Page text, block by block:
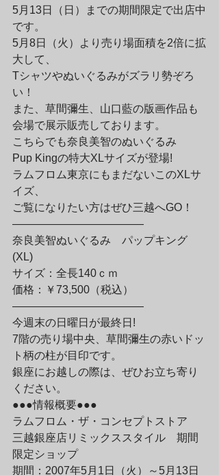
5月13日（日）までの期間限定で出店中
です。
5月8日（火）より売り場面積を2倍に拡
大して、
Tシャツやぬいぐるみがズラリ勢ぞろ
い！
また、草間彌生、山口藍の版画作品も
会場で展示販売しております。
こちらでも奈良美智のぬいぐるみ
Pup Kingの特大XLサイズが登場!
ラムフロム東京にもまだないこのXLサ
イズ、
ご覧になりたい方はぜひ三越へGO！
————————————
奈良美智ぬいぐるみ　パップキング
(XL)
サイズ：全長140ｃｍ
価格：￥73,500（税込）
————————————
今週末の日曜日が最終日!
7階の売り場中央、草間彌生の赤いドッ
ト柄の柱が目印です。
銀座にお越しの際は、ぜひお立ち寄り
ください。
●●●情報概要●●●
ラムフロム・ザ・コンセプトストア
三越銀座店リミックススタイル　期間
限定ショップ
期間：2007年5月1日（火）～5月13日